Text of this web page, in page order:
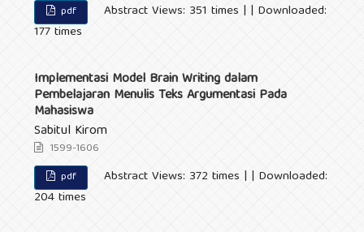
pdf
Abstract Views: 351 times | | Downloaded:
177 times
Implementasi Model Brain Writing dalam
Pembelajaran Menulis Teks Argumentasi Pada
Mahasiswa
Sabitul Kirom
1599-1606
pdf
Abstract Views: 372 times | | Downloaded:
204 times